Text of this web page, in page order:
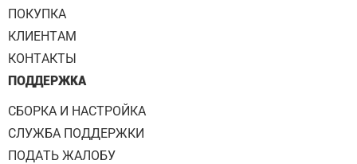
ПОКУПКА
КЛИЕНТАМ
КОНТАКТЫ
ПОДДЕРЖКА
СБОРКА И НАСТРОЙКА
СЛУЖБА ПОДДЕРЖКИ
ПОДАТЬ ЖАЛОБУ